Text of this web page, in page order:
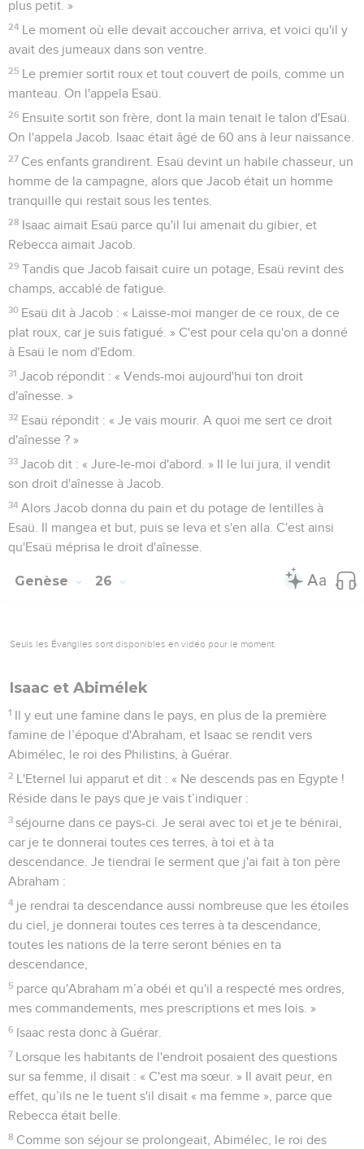
plus petit. »
24 Le moment où elle devait accoucher arriva, et voici qu'il y
avait des jumeaux dans son ventre.
25 Le premier sortit roux et tout couvert de poils, comme un
manteau. On l'appela Esaü.
26 Ensuite sortit son frère, dont la main tenait le talon d'Esaü.
On l'appela Jacob. Isaac était âgé de 60 ans à leur naissance.
27 Ces enfants grandirent. Esaü devint un habile chasseur, un
homme de la campagne, alors que Jacob était un homme
tranquille qui restait sous les tentes.
28 Isaac aimait Esaü parce qu'il lui amenait du gibier, et
Rebecca aimait Jacob.
29 Tandis que Jacob faisait cuire un potage, Esaü revint des
champs, accablé de fatigue.
30 Esaü dit à Jacob : « Laisse-moi manger de ce roux, de ce
plat roux, car je suis fatigué. » C'est pour cela qu'on a donné
à Esaü le nom d'Edom.
31 Jacob répondit : « Vends-moi aujourd'hui ton droit
d'aînesse. »
32 Esaü répondit : « Je vais mourir. A quoi me sert ce droit
d'aînesse ? »
33 Jacob dit : « Jure-le-moi d'abord. » Il le lui jura, il vendit
son droit d'aînesse à Jacob.
34 Alors Jacob donna du pain et du potage de lentilles à
Esaü. Il mangea et but, puis se leva et s'en alla. C'est ainsi
qu'Esaü méprisa le droit d'aînesse.
Genèse 26
Seuls les Évangiles sont disponibles en vidéo pour le moment.
Isaac et Abimélek
1 Il y eut une famine dans le pays, en plus de la première
famine de l’époque d'Abraham, et Isaac se rendit vers
Abimélec, le roi des Philistins, à Guérar.
2 L'Eternel lui apparut et dit : « Ne descends pas en Egypte !
Réside dans le pays que je vais t’indiquer :
3 séjourne dans ce pays-ci. Je serai avec toi et je te bénirai,
car je te donnerai toutes ces terres, à toi et à ta
descendance. Je tiendrai le serment que j'ai fait à ton père
Abraham :
4 je rendrai ta descendance aussi nombreuse que les étoiles
du ciel, je donnerai toutes ces terres à ta descendance,
toutes les nations de la terre seront bénies en ta
descendance,
5 parce qu'Abraham m’a obéi et qu'il a respecté mes ordres,
mes commandements, mes prescriptions et mes lois. »
6 Isaac resta donc à Guérar.
7 Lorsque les habitants de l'endroit posaient des questions
sur sa femme, il disait : « C'est ma sœur. » Il avait peur, en
effet, qu’ils ne le tuent s'il disait « ma femme », parce que
Rebecca était belle.
8 Comme son séjour se prolongeait, Abimélec, le roi des